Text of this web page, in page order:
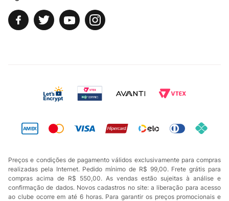
Preços e condições de pagamento válidos exclusivamente para compras
realizadas pela Internet. Pedido mínimo de R$ 99,00. Frete grátis para
compras acima de R$ 550,00. As vendas estão sujeitas à análise e
confirmação de dados. Novos cadastros no site: a liberação para acesso
ao clube ocorre em até 6 horas. Para garantir os preços promocionais e